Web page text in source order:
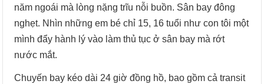
năm ngoái mà lòng nặng trĩu nỗi buồn. Sân bay đông
nghẹt. Nhìn những em bé chỉ 15, 16 tuổi như con tôi một
mình đẩy hành lý vào làm thủ tục ở sân bay mà rớt
nước mắt.
Chuyến bay kéo dài 24 giờ đồng hồ, bao gồm cả transit